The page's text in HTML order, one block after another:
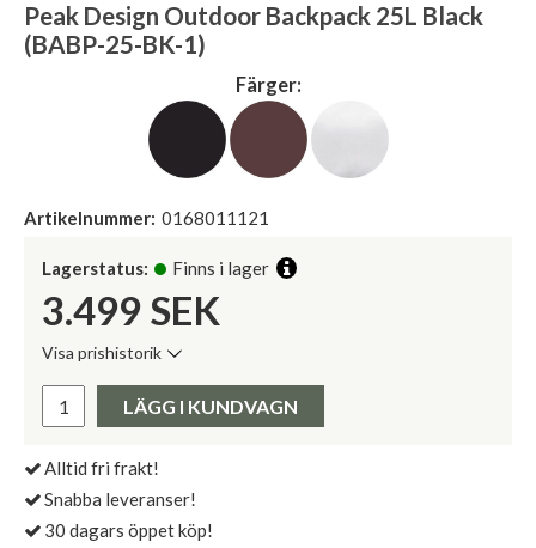
Peak Design Outdoor Backpack 25L Black
(BABP-25-BK-1)
Färger:
Artikelnummer: 0168011121
Lagerstatus: Finns i lager
3.499 SEK
Visa prishistorik
Pris:
LÄGG I KUNDVAGN
Alltid fri frakt!
Snabba leveranser!
30 dagars öppet köp!